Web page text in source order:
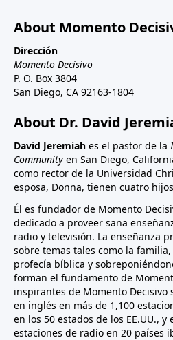
About Momento
Dirección
Momento Decisivo
P. O. Box 3804
San Diego, CA 92163-1804
About Dr. David
David Jeremiah es el pastor de la
Community en San Diego,
como rector de la Universidad
esposa, Donna, tienen cuatro
Él es fundador de Momento
dedicado a proveer sana
radio y televisión. La enseñanza
sobre temas tales como la
profecía bíblica y
forman el fundamento de
inspirantes de Momento Decisivo
en inglés en más de 1,100
en los 50 estados de los EE.UU.,
estaciones de radio en 20 países